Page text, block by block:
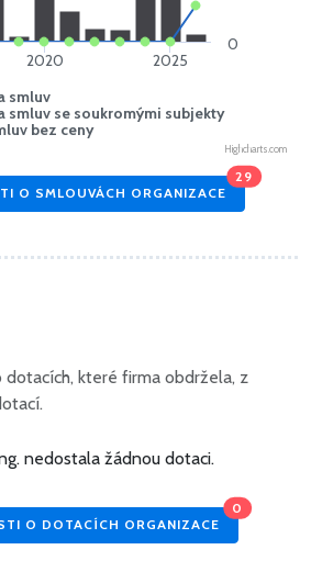
smluv
smluv se soukromými subjekty
bez ceny
2020 2025
0
Highcharts.com
O SMLOUVÁCH ORGANIZACE
29
které firma obdržela, z
nedostala žádnou dotaci.
O DOTACÍCH ORGANIZACE
0